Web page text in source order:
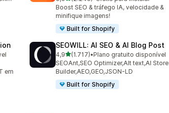
2245 avaliações ao todo
Boost SEO & tráfego IA, velocidade &
minifique imagens!
Built for Shopify
em
SEOWILL: AI SEO & AI Blog Post
4,9de 5 estrelas
(1.717)
1717 avaliações ao todo
•Plano gratuito disponível
SEOAnt,SEO Optimizer,Alt text,AI Store
Builder,AEO,GEO,JSON-LD
Built for Shopify